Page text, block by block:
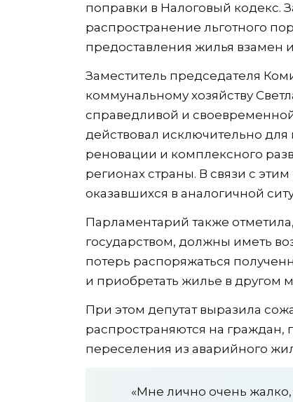
поправки в Налоговый кодекс.
распространение льготного
предоставления жилья взамен
Заместитель председателя
коммунальному хозяйству
справедливой и
действовал исключительно
реновации и комплексного
регионах страны. В связи с
оказавшихся в аналогичной
Парламентарий также
государством, должны иметь
потерь распоряжаться
и приобретать жилье в другом
При этом депутат выразила
распространяются на
переселения из аварийного
«Мне лично очень жалко,